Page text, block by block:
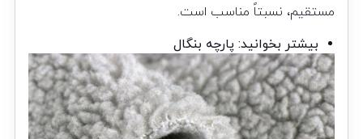
مستقیم، نسبتاً مناسب است.
بیشتر بخوانید: پارچه بنگال